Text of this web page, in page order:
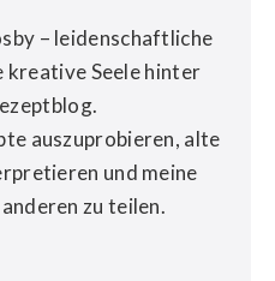
– leidenschaftliche
kreative Seele hinter
auszuprobieren, alte
und meine
zu teilen.